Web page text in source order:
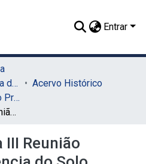
Entrar
07.2 - Coleção Imagética do SIB
Acervo Histórico
1954 a 1962 - Reitorado Prof. Manuel Rodrigues Filho
Participantes da III Reunião Brasileira de Ciência do Solo (RBCS), em excursão à Fábrica Peixe, Pesqueira, Pernambuco
Reunião